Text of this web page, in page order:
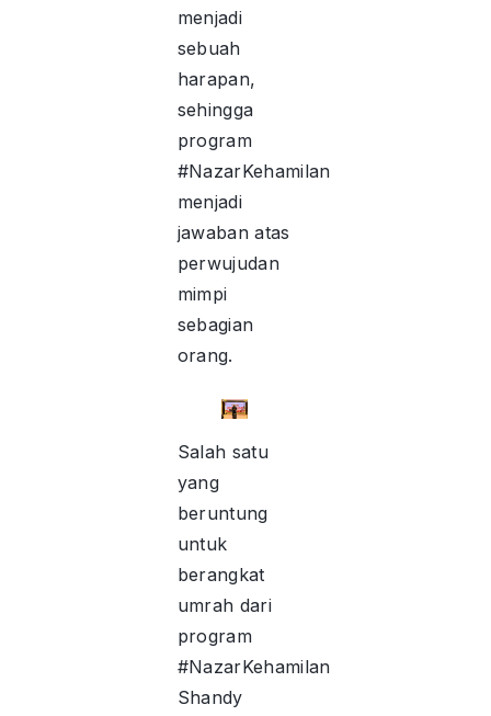
menjadi
sebuah
harapan,
sehingga
program
#NazarKehamilan
menjadi
jawaban atas
perwujudan
mimpi
sebagian
orang.
Salah satu
yang
beruntung
untuk
berangkat
umrah dari
program
#NazarKehamilan
Shandy